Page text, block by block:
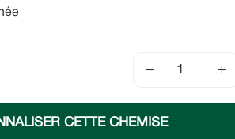
− +
CETTE CHEMISE